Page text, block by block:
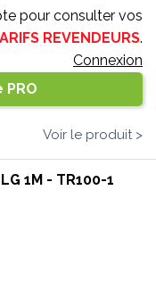
pour consulter vos
REVENDEURS.
Connexion
Voir le produit >
1M - TR100-1